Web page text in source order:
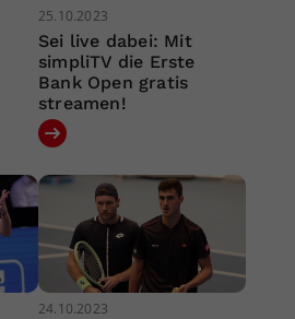
25.10.2023
Sei live dabei: Mit
simpliTV die Erste
Bank Open gratis
streamen!
24.10.2023